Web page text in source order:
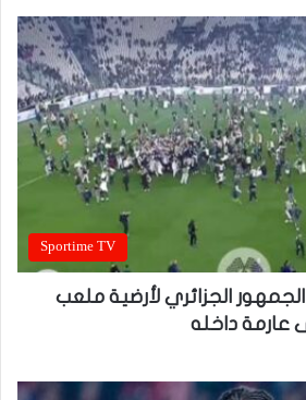
Sportime TV
الجزائري لأرضية ملعب
عارمة داخله